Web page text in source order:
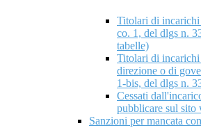
Titolari di
co. 1, del dlgs n.
tabelle)
Titolari di
direzione o di
1-bis, del dlgs n.
Cessati
pubblicare sul sito
Sanzioni per mancata